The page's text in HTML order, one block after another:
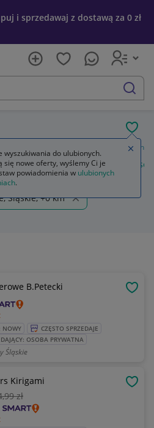
i sprzedawaj z dostawą za 0 zł
szukaj
Science fiction
fantasy science fiction fantasy
Śląskie, +0 km
B.Petecki
NOWY
CZĘSTO SPRZEDAJE
OSOBA PRYWATNA
Śląskie
Kirigami
,99 zł
wyszukiwania do ulubionych.
się nowe oferty, wyślemy Ci je
powiadomienia w ulubionych
.